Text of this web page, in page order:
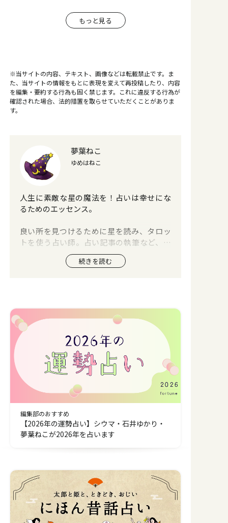
もっと見る
※当サイトの内容、テキスト、画像などは転載禁止です。ま
た、当サイトの情報をもとに表現を変えて再投稿したり、内容
を編集・要約する行為も固く禁じます。これに違反する行為が
確認された場合、法的措置を取らせていただくことがありま
す。
夢葉ねこ
ゆめはねこ
人生に素敵な星の魔法を！占いは幸せにな
るためのエッセンス。
良い所を見つけるために星を読み、タロッ
トを使う占い師。占い記事の執筆など、ラ
イターとしても活動中。
星読みの魔女が、あなたのチャームポイン
約はホームページから。
続きを読む
編集部のおすすめ
【2026年の運勢占い】シウマ・石井ゆかり・
夢葉ねこが2026年を占います